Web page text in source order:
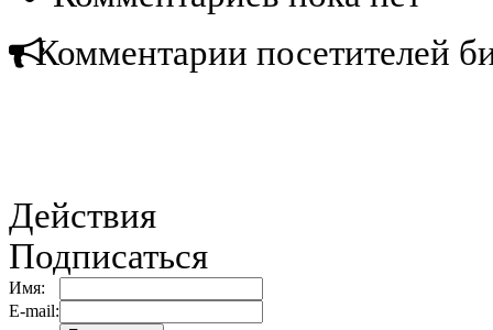
Комментарии посетителей
Действия
Подписаться
Имя:
E-mail: